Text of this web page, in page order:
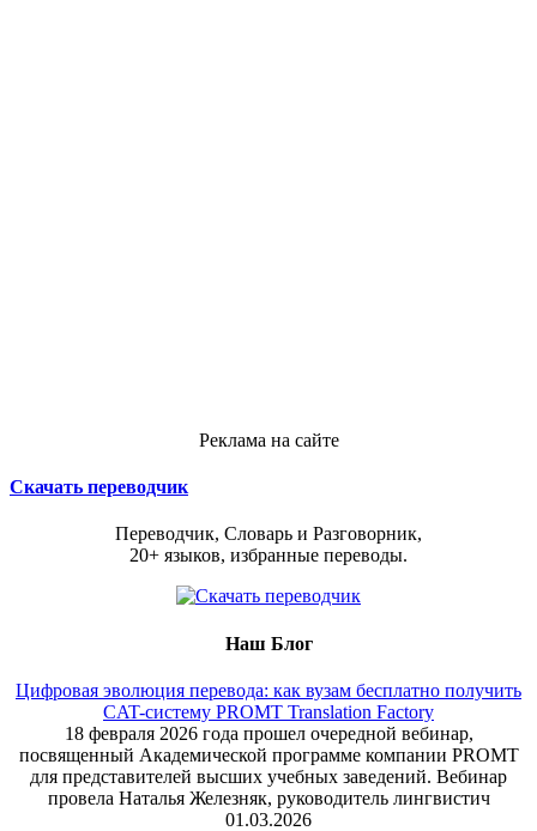
Реклама на сайте
Скачать переводчик
Переводчик, Словарь и Разговорник,
20+ языков, избранные переводы.
Наш Блог
Цифровая эволюция перевода: как вузам бесплатно получить
CAT-систему PROMT Translation Factory
18 февраля 2026 года прошел очередной вебинар,
посвященный Академической программе компании PROMT
для представителей высших учебных заведений. Вебинар
провела Наталья Железняк, руководитель лингвистич
01.03.2026